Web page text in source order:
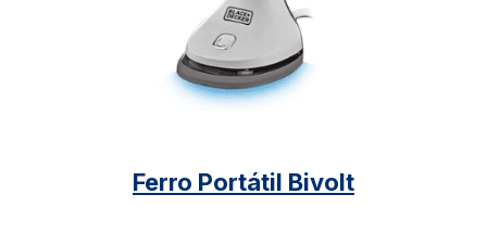
Ferro Portátil Bivolt